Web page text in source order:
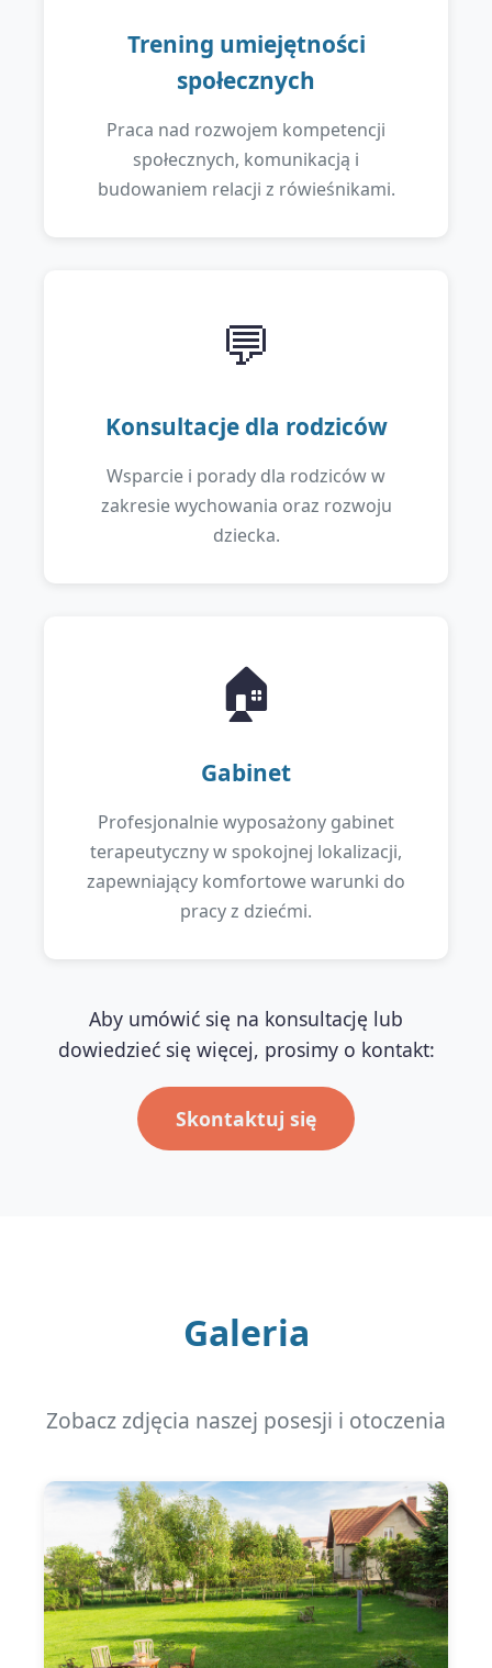
Trening umiejętności
społecznych
Praca nad rozwojem kompetencji
społecznych, komunikacją i
budowaniem relacji z rówieśnikami.
💬
Konsultacje dla rodziców
Wsparcie i porady dla rodziców w
zakresie wychowania oraz rozwoju
dziecka.
🏠
Gabinet
Profesjonalnie wyposażony gabinet
terapeutyczny w spokojnej lokalizacji,
zapewniający komfortowe warunki do
pracy z dziećmi.
Aby umówić się na konsultację lub
dowiedzieć się więcej, prosimy o kontakt:
Skontaktuj się
Galeria
Zobacz zdjęcia naszej posesji i otoczenia